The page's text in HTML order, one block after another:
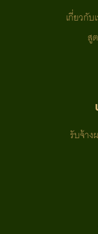
เกี่ยวกับ
สู
รับจ้าง